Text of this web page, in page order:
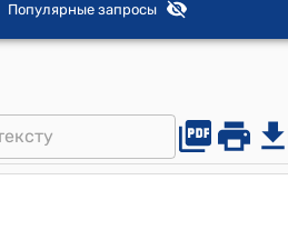
Популярные запросы